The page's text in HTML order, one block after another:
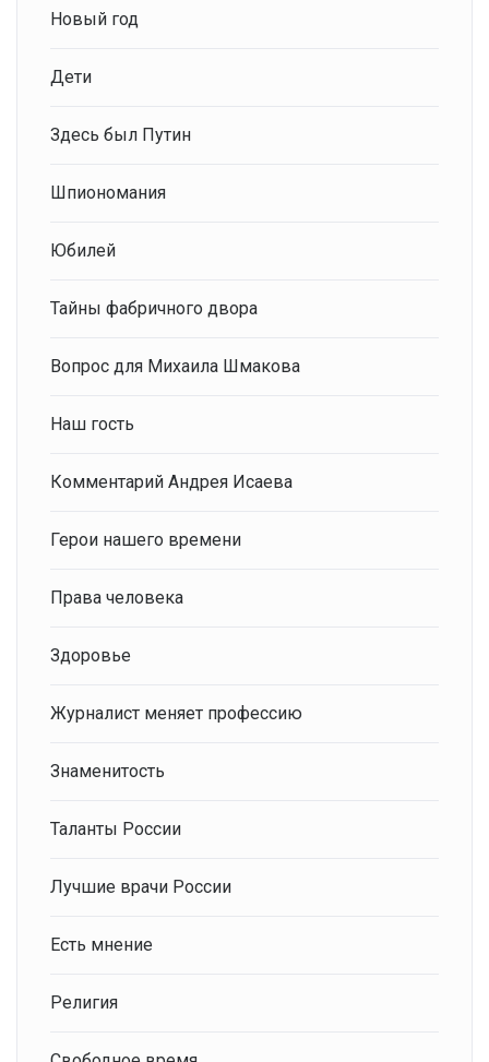
Новый год
Дети
Здесь был Путин
Шпиономания
Юбилей
Тайны фабричного двора
Вопрос для Михаила Шмакова
Наш гость
Комментарий Андрея Исаева
Герои нашего времени
Права человека
Здоровье
Журналист меняет профессию
Знаменитость
Таланты России
Лучшие врачи России
Есть мнение
Религия